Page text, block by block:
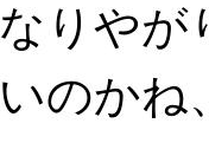
りやが
のかね